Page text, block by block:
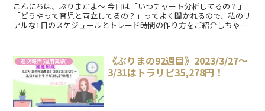
こんにちは、ぷりまだよ〜 今日は「いつチャート分析してるの？」
「どうやって育児と両立してるの？」ってよく聞かれるので、私のリ
アルな1日のスケジュールとトレード時間の作り方をご紹介しちゃう
週次報告(運用実績)
《ぷりまの92週目》2023/3/27～
3/31はトラリピ35,278円！